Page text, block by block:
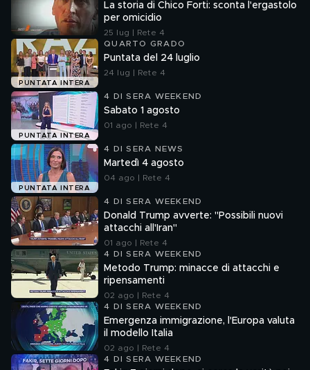
La storia di Chico Forti: sconta l'ergastolo
per omicidio
25 lug | Rete 4
PUNTATA INTERA
QUARTO GRADO
Puntata del 24 luglio
24 lug | Rete 4
PUNTATA INTERA
4 DI SERA WEEKEND
Sabato 1 agosto
01 ago | Rete 4
PUNTATA INTERA
4 DI SERA NEWS
Martedì 4 agosto
04 ago | Rete 4
4 DI SERA WEEKEND
Donald Trump avverte: "Possibili nuovi
attacchi all'Iran"
01 ago | Rete 4
4 DI SERA WEEKEND
Metodo Trump: minacce di attacchi e
ripensamenti
02 ago | Rete 4
4 DI SERA WEEKEND
Emergenza immigrazione, l'Europa valuta
il modello Italia
02 ago | Rete 4
4 DI SERA WEEKEND